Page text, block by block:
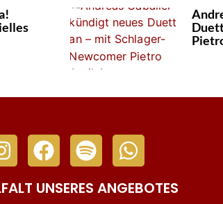
UNSERES ANGEBOTES